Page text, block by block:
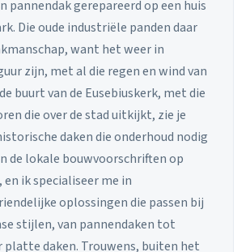
pannendak gerepareerd op een huis
Die oude industriële panden daar
want het weer in
zijn, met al die regen en wind van
buurt van de Eusebiuskerk, met die
die over de stad uitkijkt, zie je
daken die onderhoud nodig
de lokale bouwvoorschriften op
ik specialiseer me in
oplossingen die passen bij
stijlen, van pannendaken tot
platte daken. Trouwens, buiten het